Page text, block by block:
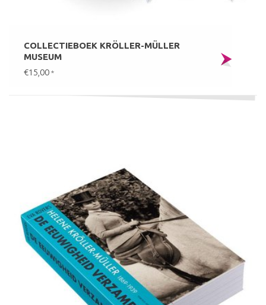
COLLECTIEBOEK KRÖLLER-MÜLLER
MUSEUM
€15,00 *